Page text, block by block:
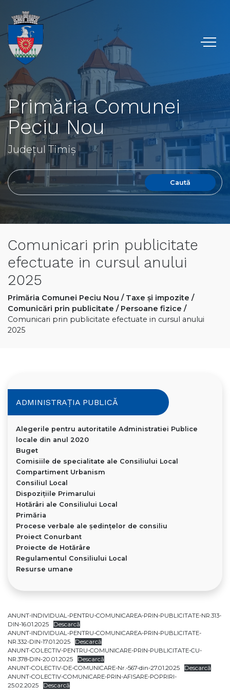
Primăria Comunei
Peciu Nou
Județul Timiș
Caută
Comunicari prin publicitate
efectuate in cursul anului
2025
Primăria Comunei Peciu Nou / Taxe și impozite /
Comunicări prin publicitate / Persoane fizice /
Comunicari prin publicitate efectuate in cursul anului
2025
ADMINISTRAȚIA PUBLICĂ
Alegerile pentru autoritatile Administratiei Publice
locale din anul 2020
Buget
Comisiile de specialitate ale Consiliului Local
Compartiment Urbanism
Consiliul Local
Dispoziţiile Primarului
Hotărâri ale Consiliului Local
Primăria
Procese verbale ale ședințelor de consiliu
Proiect Conurbant
Proiecte de Hotărâre
Regulamentul Consiliului Local
Resurse umane
ANUNT-INDIVIDUAL-PENTRU-COMUNICAREA-PRIN-PUBLICITATE-NR.313-
DIN-16.01.2025
Descarcă
ANUNT-INDIVIDUAL-PENTRU-COMUNICAREA-PRIN-PUBLICITATE-
NR.332-DIN-17.01.2025
Descarcă
ANUNT-COLECTIV-PENTRU-COMUNICARE-PRIN-PUBLICITATE-CU-
NR.378-DIN-20.01.2025
Descarcă
ANUNT-COLECTIV-DE-COMUNICARE-Nr.-567-din-27.01.2025
Descarcă
ANUNT-COLECTIV-COMUNICARE-PRIN-AFISARE-POPRIRI-
25.02.2025
Descarcă